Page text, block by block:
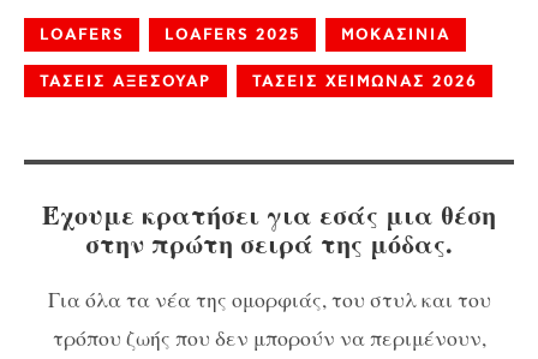
LOAFERS LOAFERS 2025 ΜΟΚΑΣΙΝΙΑ
ΤΑΣΕΙΣ ΑΞΕΣΟΥΑΡ ΤΑΣΕΙΣ ΧΕΙΜΩΝΑΣ 2026
Έχουμε κρατήσει για εσάς μια θέση
στην πρώτη σειρά της μόδας.
Για όλα τα νέα της ομορφιάς, του στυλ και του
τρόπου ζωής που δεν μπορούν να περιμένουν,